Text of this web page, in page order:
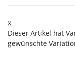
x
Dieser Artikel hat
gewünschte